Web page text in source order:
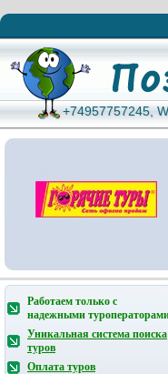
+74957757245,
+74957757245,
Работаем только с
надежными
Уникальная система поиска
туров
Оплата туров